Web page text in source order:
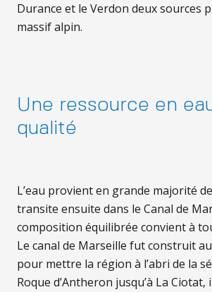
Durance et le Verdon deux sources
massif alpin.
Une ressource en
qualité
L’eau provient en grande majorité
transite ensuite dans le Canal de
composition équilibrée convient à
Le canal de Marseille fut construit
pour mettre la région à l’abri de la
Roque d’Antheron jusqu’à La Ciotat,